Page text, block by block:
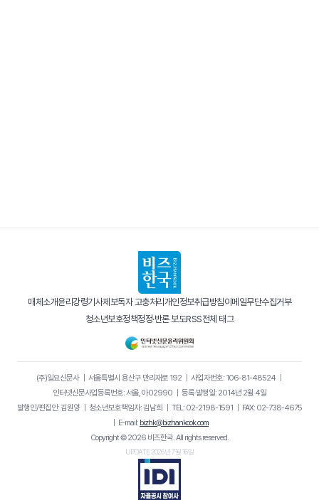
매체소개윤리강령기사제보독자 고충처리 개인정보취급방침이메일무단수집거부
청소년보호정책정정·반론 보도RSS전체 태그
(주)일요신문사｜ 서울특별시 용산구 만리재로 192｜ 사업자번호: 106-81-48524｜
인터넷신문사업등록번호: 서울, 아02990
등록·발행일: 2014년 2월 4일
발행인/편집인: 김원양｜ 청소년보호책임자: 김남희 TEL: 02-2198-1591
FAX: 02-738-4675
E-mail: bizhk@bizhankook.com
Copyright © 2026 비즈한국. All rights reserved.
UPDATE 2026년 7월 16일